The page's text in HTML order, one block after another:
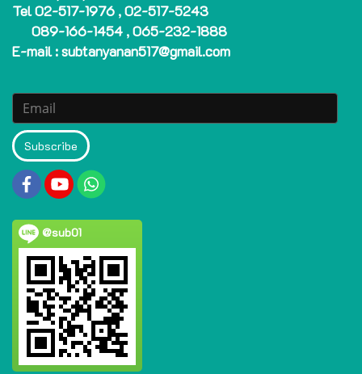
Tel 02-517-1976 , 02-517-5243
089-166-1454 , 065-232-1888
E-mail : subtanyanan517@gmail.com
Subscribe
@sub01